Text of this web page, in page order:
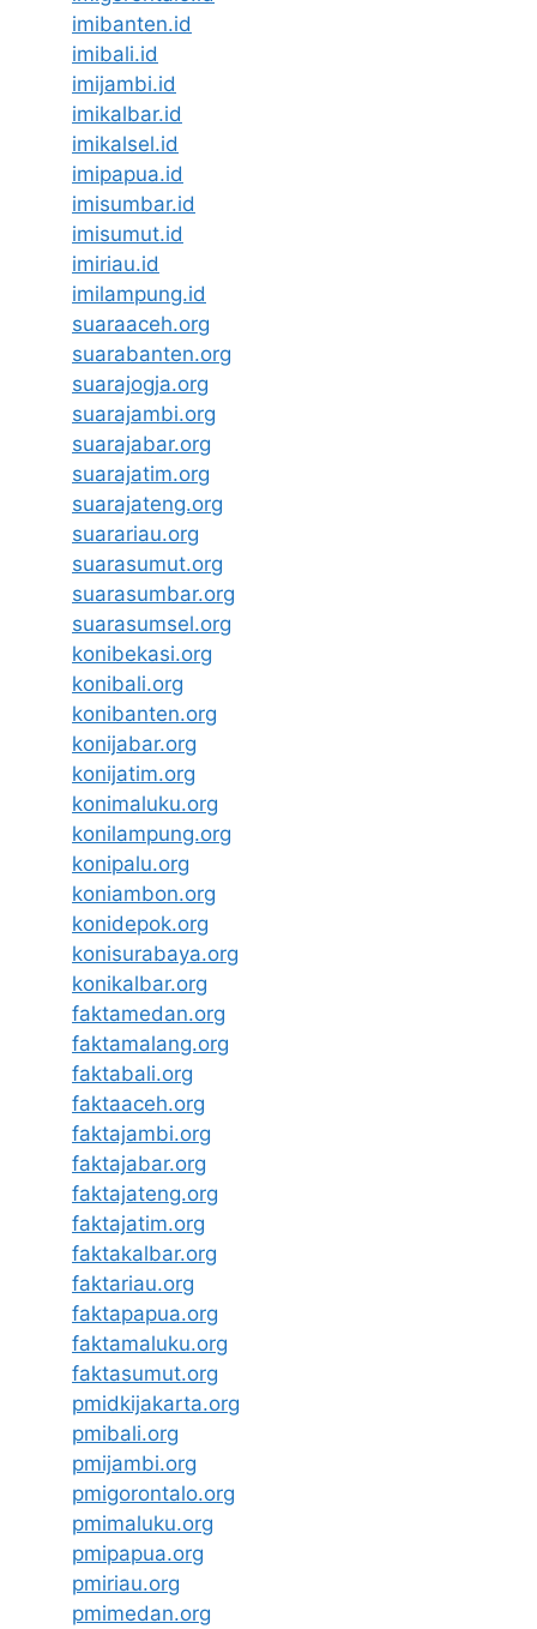
imibanten.id
imibali.id
imijambi.id
imikalbar.id
imikalsel.id
imipapua.id
imisumbar.id
imisumut.id
imiriau.id
imilampung.id
suaraaceh.org
suarabanten.org
suarajogja.org
suarajambi.org
suarajabar.org
suarajatim.org
suarajateng.org
suarariau.org
suarasumut.org
suarasumbar.org
suarasumsel.org
konibekasi.org
konibali.org
konibanten.org
konijabar.org
konijatim.org
konimaluku.org
konilampung.org
konipalu.org
koniambon.org
konidepok.org
konisurabaya.org
konikalbar.org
faktamedan.org
faktamalang.org
faktabali.org
faktaaceh.org
faktajambi.org
faktajabar.org
faktajateng.org
faktajatim.org
faktakalbar.org
faktariau.org
faktapapua.org
faktamaluku.org
faktasumut.org
pmidkijakarta.org
pmibali.org
pmijambi.org
pmigorontalo.org
pmimaluku.org
pmipapua.org
pmiriau.org
pmimedan.org